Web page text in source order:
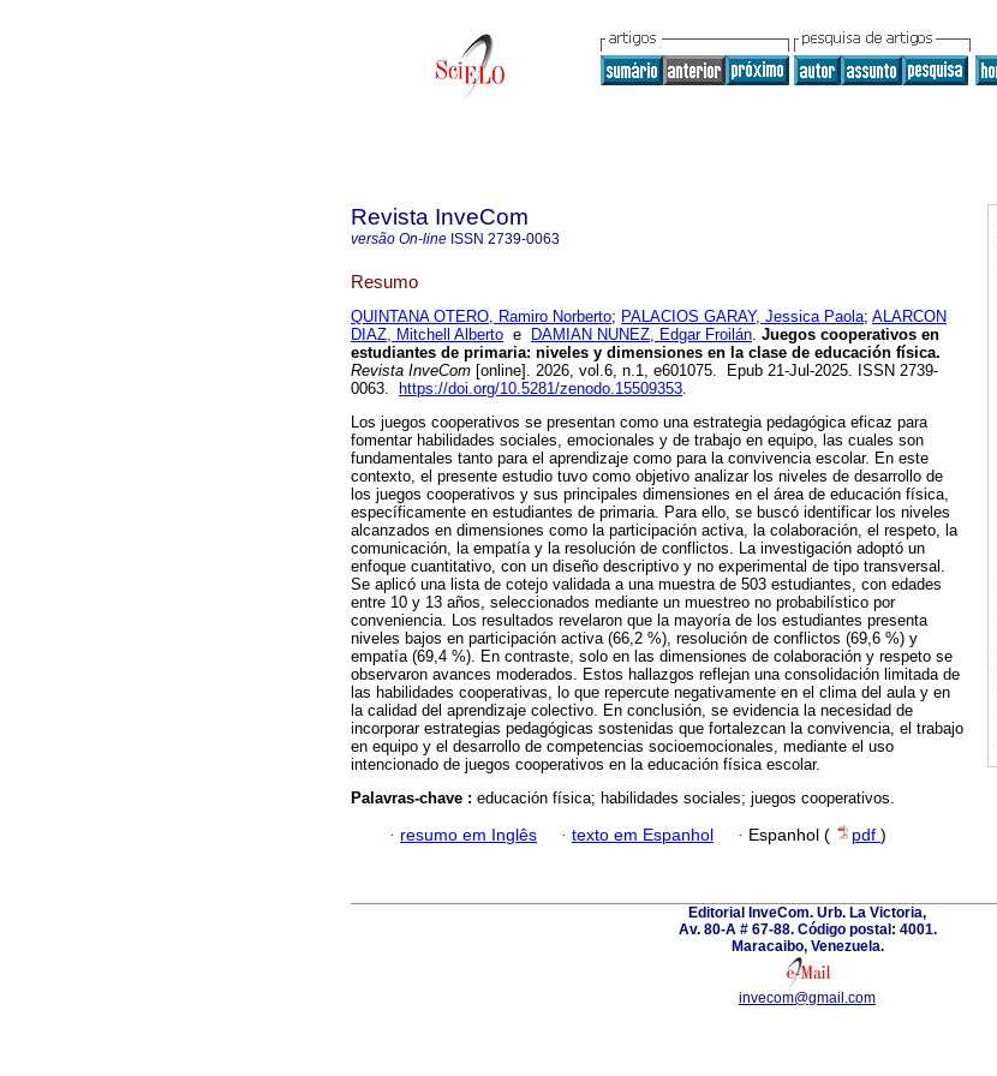
Revista InveCom
versão On-line ISSN 2739-0063
Resumo
QUINTANA OTERO, Ramiro Norberto; PALACIOS GARAY, Jessica Paola; ALARCON
DIAZ, Mitchell Alberto e DAMIAN NUNEZ, Edgar Froilán. Juegos cooperativos en
estudiantes de primaria: niveles y dimensiones en la clase de educación física.
Revista InveCom [online]. 2026, vol.6, n.1, e601075. Epub 21-Jul-2025. ISSN 2739-
0063.
https://doi.org/10.5281/zenodo.15509353.
Los juegos cooperativos se presentan como una estrategia pedagógica eficaz para
fomentar habilidades sociales, emocionales y de trabajo en equipo, las cuales son
fundamentales tanto para el aprendizaje como para la convivencia escolar. En este
contexto, el presente estudio tuvo como objetivo analizar los niveles de desarrollo de
los juegos cooperativos y sus principales dimensiones en el área de educación física,
específicamente en estudiantes de primaria. Para ello, se buscó identificar los niveles
alcanzados en dimensiones como la participación activa, la colaboración, el respeto, la
comunicación, la empatía y la resolución de conflictos. La investigación adoptó un
enfoque cuantitativo, con un diseño descriptivo y no experimental de tipo transversal.
Se aplicó una lista de cotejo validada a una muestra de 503 estudiantes, con edades
entre 10 y 13 años, seleccionados mediante un muestreo no probabilístico por
conveniencia. Los resultados revelaron que la mayoría de los estudiantes presenta
niveles bajos en participación activa (66,2 %), resolución de conflictos (69,6 %) y
empatía (69,4 %). En contraste, solo en las dimensiones de colaboración y respeto se
observaron avances moderados. Estos hallazgos reflejan una consolidación limitada de
las habilidades cooperativas, lo que repercute negativamente en el clima del aula y en
la calidad del aprendizaje colectivo. En conclusión, se evidencia la necesidad de
incorporar estrategias pedagógicas sostenidas que fortalezcan la convivencia, el trabajo
en equipo y el desarrollo de competencias socioemocionales, mediante el uso
intencionado de juegos cooperativos en la educación física escolar.
Palavras-chave : educación física; habilidades sociales; juegos cooperativos.
· resumo em Inglês · texto em Espanhol · Espanhol ( pdf )
Editorial InveCom. Urb. La Victoria,
Av. 80-A # 67-88. Código postal: 4001.
Maracaibo, Venezuela.
invecom@gmail.com